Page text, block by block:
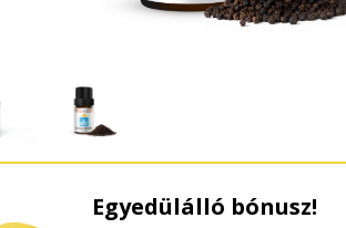
Egyedülálló bónusz!